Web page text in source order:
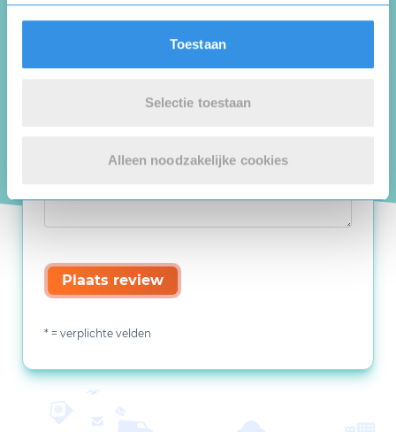
Toestaan
Selectie toestaan
Alleen noodzakelijke cookies
Plaats review
* = verplichte velden